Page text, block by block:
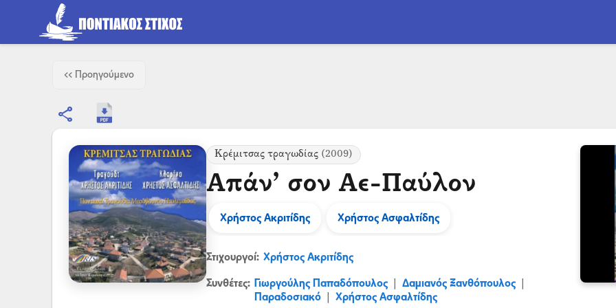
<< Προηγούμενο
share
Κρέμιτσας τραγωδίας (2009)
Απάν’ σον Αε-Παύλον
Χρήστος Ακριτίδης Χρήστος Ασφαλτίδης
Στιχουργοί: Χρήστος Ακριτίδης
Συνθέτες: Γιωργούλης Παπαδόπουλος Δαμιανός Ξανθόπουλος
Παραδοσιακό Χρήστος Ασφαλτίδης